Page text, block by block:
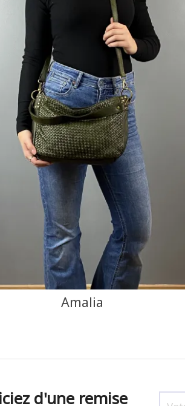
NOIRCAMEL
F
J'ajoute à mon panier ! Vue rapide
Amalia
d'une remise